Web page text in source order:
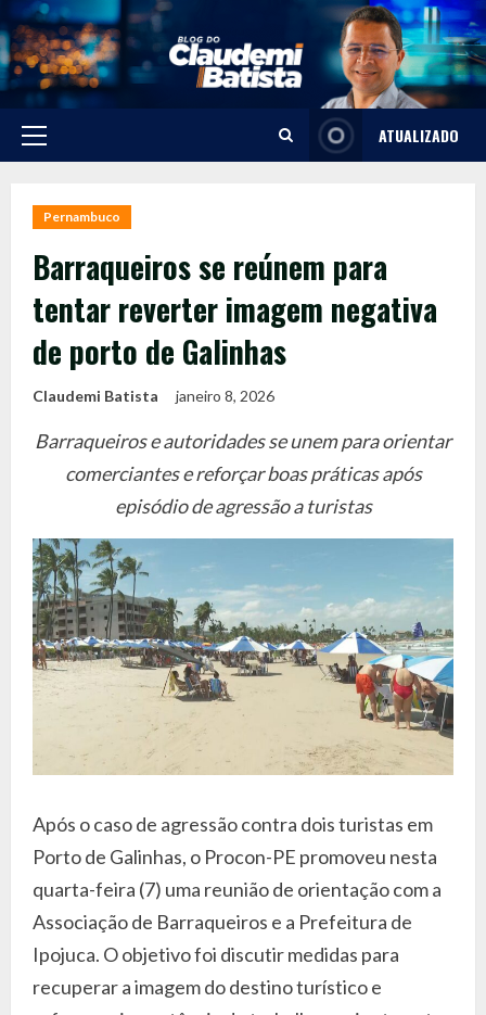
Skip
to
content
Primary
ATUALIZADO
Pernambuco
Barraqueiros se reúnem para
tentar reverter imagem negativa
de porto de Galinhas
Claudemi Batista janeiro 8, 2026
Barraqueiros e autoridades se unem para orientar
comerciantes e reforçar boas práticas após
episódio de agressão a turistas
Após o caso de agressão contra dois turistas em
Porto de Galinhas, o Procon-PE promoveu nesta
quarta-feira (7) uma reunião de orientação com a
Associação de Barraqueiros e a Prefeitura de
Ipojuca. O objetivo foi discutir medidas para
recuperar a imagem do destino turístico e